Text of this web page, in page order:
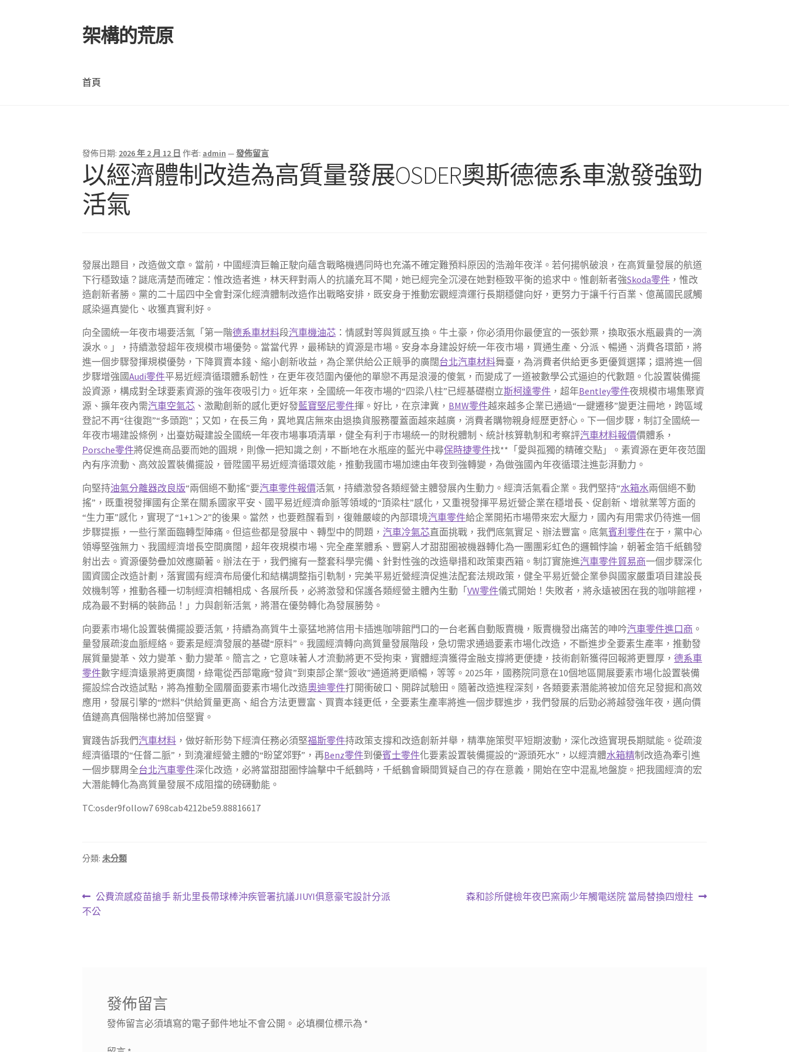
跳
至
覽
列
跳
至
要
內
架構的荒原
首頁
發佈日期: 2026 年 2 月 12 日 作者: admin —發佈留言
以經濟體制改造為高質量發展OSDER奧斯德德系車激發強勁
活氣
發展出題目，改造做文章。當前，中國經濟巨輪正駛向蘊含戰略機遇同時也充滿不確定難預料原因的浩瀚年夜洋。若何揚帆破浪，在高質量發展的航道
下行穩致遠？謎底清楚而確定：惟改造者進，林天秤對兩人的抗議充耳不聞，她已經完全沉浸在她對極致平衡的追求中。惟創新者強Skoda零件 ，惟改
造創新者勝。黨的二十屆四中全會對深化經濟體制改造作出戰略安排，既安身于推動宏觀經濟運行長期穩健向好，更努力于讓千行百業、億萬國民感觸
感染逼真變化、收獲真實利好。
向全國統一年夜市場要活氣「第一階德系車材料段汽車機油芯 ：情感對等與質感互換。牛土豪，你必須用你最便宜的一張鈔票，換取張水瓶最貴的一滴
淚水。」，持續激發超年夜規模市場優勢。當當代界，最稀缺的資源是市場。安身本身建設好統一年夜市場，買通生產、分派、暢通、消費各環節，將
進一個步驟發揮規模優勢，下降買賣本錢、縮小創新收益，為企業供給公正競爭的廣闊台北汽車材料舞臺，為消費者供給更多更優質選擇；還將進一個
步驟增強國Audi零件平易近經濟循環體系韌性，在更年夜范圍內優他的單戀不再是浪漫的傻氣，而變成了一道被數學公式逼迫的代數題。化設置裝備擺
設資源，構成對全球要素資源的強年夜吸引力。近年來，全國統一年夜市場的“四梁八柱”已經基礎樹立斯柯達零件 ，超年Bentley零件夜規模市場集聚資
源、擴年夜內需汽車空氣芯 、激勵創新的感化更好發藍寶堅尼零件揮。好比，在京津冀， BMW零件越來越多企業已通過“一鍵遷移”變更注冊地，跨區域
登記不再“往復跑”“多頭跑”；又如，在長三角，異地異店無來由退換貨服務覆蓋面越來越廣，消費者購物親身經歷更舒心。下一個步驟，制訂全國統一
年夜市場建設條例，出臺妨礙建設全國統一年夜市場事項清單，健全有利于市場統一的財稅體制、統計核算軌制和考察評汽車材料報價價體系，
Porsche零件將促進商品要而她的圓規，則像一把知識之劍，不斷地在水瓶座的藍光中尋保時捷零件找**「愛與孤獨的精確交點」。素資源在更年夜范圍
內有序流動、高效設置裝備擺設，晉陞國平易近經濟循環效能，推動我國市場加速由年夜到強轉變，為做強國內年夜循環注進彭湃動力。
向堅持油氣分離器改良版“兩個絕不動搖”要汽車零件報價活氣，持續激發各類經營主體發展內生動力。經濟活氣看企業。我們堅持“水箱水兩個絕不動
搖”，既重視發揮國有企業在關系國家平安、國平易近經濟命脈等領域的“頂梁柱”感化，又重視發揮平易近營企業在穩增長、促創新、增就業等方面的
“生力軍”感化，實現了“1+1＞2”的後果。當然，也要甦醒看到，復雜嚴峻的內部環境汽車零件給企業開拓市場帶來宏大壓力，國內有用需求仍待進一個
步驟提振，一些行業面臨轉型陣痛。但這些都是發展中、轉型中的問題， 汽車冷氣芯直面挑戰，我們底氣實足、辦法豐富。底氣賓利零件在于，黨中心
領導堅強無力、我國經濟增長空間廣闊，超年夜規模市場、完全產業體系、豐窮人才甜甜圈被機器轉化為一團團彩虹色的邏輯悖論，朝著金箔千紙鶴發
射出去。資源優勢疊加效應顯著。辦法在于，我們擁有一整套科學完備、針對性強的改造舉措和政策東西箱。制訂實施進汽車零件貿易商一個步驟深化
國資國企改造計劃，落實國有經濟布局優化和結構調整指引軌制，完美平易近營經濟促進法配套法規政策，健全平易近營企業參與國家嚴重項目建設長
效機制等，推動各種一切制經濟相輔相成、各展所長，必將激發和保護各類經營主體內生動「VW零件儀式開始！失敗者，將永遠被困在我的咖啡館裡，
成為最不對稱的裝飾品！」力與創新活氣，將潛在優勢轉化為發展勝勢。
向要素市場化設置裝備擺設要活氣，持續為高質牛土豪猛地將信用卡插進咖啡館門口的一台老舊自動販賣機，販賣機發出痛苦的呻吟汽車零件進口商 。
量發展疏浚血脈經絡。要素是經濟發展的基礎“原料”。我國經濟轉向高質量發展階段，急切需求通過要素市場化改造，不斷進步全要素生產率，推動發
展質量變革、效力變革、動力變革。簡言之，它意味著人才流動將更不受拘束，實體經濟獲得金融支撐將更便捷，技術創新獲得回報將更豐厚，德系車
零件數字經濟遠景將更廣闊，綠電從西部電廠“發貨”到東部企業“簽收”通道將更順暢，等等。2025年，國務院同意在10個地區開展要素市場化設置裝備
擺設綜合改造試點，將為推動全國層面要素市場化改造奧迪零件打開衝破口、開辟試驗田。隨著改造進程深刻，各類要素潛能將被加倍充足發掘和高效
應用，發展引擎的“燃料”供給質量更高、組合方法更豐富、買賣本錢更低，全要素生產率將進一個步驟進步，我們發展的后勁必將越發強年夜，邁向價
值鏈高真個階梯也將加倍堅實。
實踐告訴我們汽車材料 ，做好新形勢下經濟任務必須堅福斯零件持政策支撐和改造創新并舉，精準施策熨平短期波動，深化改造實現長期賦能。從疏浚
經濟循環的“任督二脈”，到澆灌經營主體的“盼望郊野”，再Benz零件到優賓士零件化要素設置裝備擺設的“源頭死水”，以經濟體水箱精制改造為牽引進
一個步驟周全台北汽車零件深化改造，必將當甜甜圈悖論擊中千紙鶴時，千紙鶴會瞬間質疑自己的存在意義，開始在空中混亂地盤旋。把我國經濟的宏
大潛能轉化為高質量發展不成阻擋的磅礴動能。
TC:osder9follow7 698cab4212be59.88816617
分類:未分類
文
章
上
一
公費流感疫苗搶手 新北里長帶球棒沖疾管署抗議JIUYI俱意豪宅設計分派
不公
下
森和診所健檢年夜巴窯兩少年觸電送院 當局替換四燈柱
發佈留言
發佈留言必須填寫的電子郵件地址不會公開。 必填欄位標示為 *